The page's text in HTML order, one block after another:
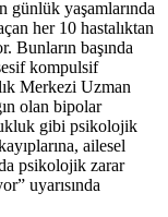
günlük yaşamlarında
her 10 hastalıktan
Bunların başında
kompulsif
Merkezi Uzman
olan bipolar
gibi psikolojik
ailesel
psikolojik zarar
uyarısında